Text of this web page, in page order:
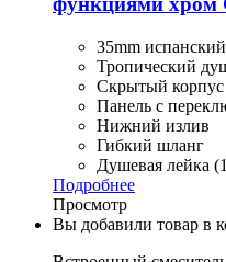
35mm
Тропический
Скрытый корпус
Панель с
Нижний излив
Гибкий шланг
Душевая лейка
Подробнее
Просмотр
Вы добавили товар в